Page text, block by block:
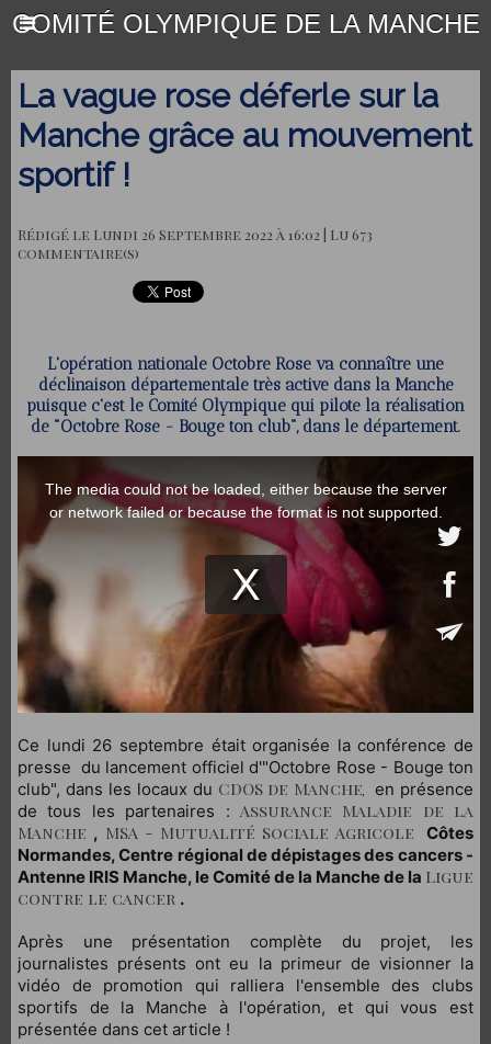
COMITÉ OLYMPIQUE DE LA MANCHE
La vague rose déferle sur la
Manche grâce au mouvement
sportif !
Rédigé le Lundi 26 Septembre 2022 à 16:02 | Lu 673
commentaire(s)
L'opération nationale Octobre Rose va connaître une
déclinaison départementale très active dans la Manche
puisque c'est le Comité Olympique qui pilote la réalisation
de "Octobre Rose - Bouge ton club", dans le département.
Ce lundi 26 septembre était organisée la conférence de
presse du lancement officiel d'"Octobre Rose - Bouge ton
club", dans les locaux du CDOS de Manche, en présence
de tous les partenaires :Assurance Maladie de la
Manche , MSA - Mutualité Sociale Agricole
Côtes
Normandes, Centre régional de dépistages des cancers -
Antenne IRIS Manche, le Comité de la Manche de la Ligue
contre le cancer .
Après une présentation complète du projet, les
journalistes présents ont eu la primeur de visionner la
vidéo de promotion qui ralliera l'ensemble des clubs
sportifs de la Manche à l'opération, et qui vous est
présentée dans cet article !